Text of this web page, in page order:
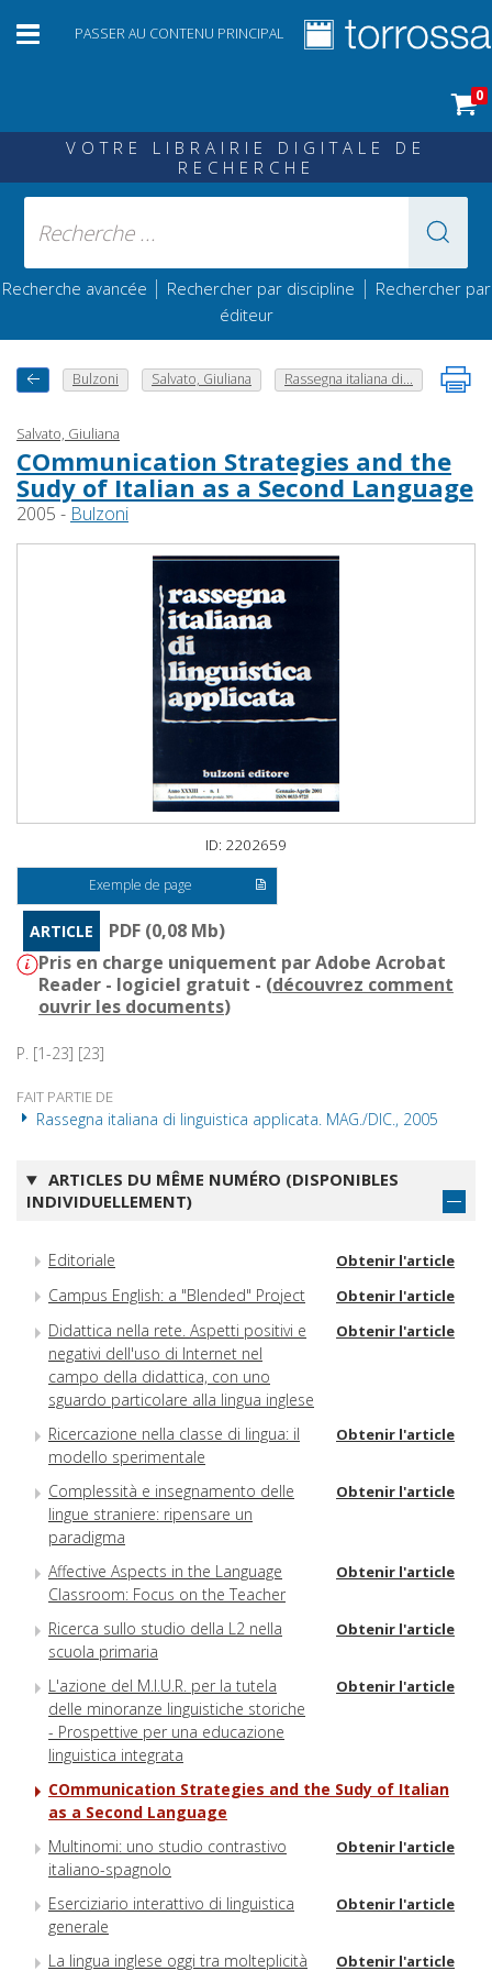
PASSER AU CONTENU PRINCIPAL
0
VOTRE LIBRAIRIE DIGITALE DE
RECHERCHE
Recherche avancée | Rechercher par discipline | Rechercher par
éditeur
Bulzoni Salvato, Giuliana Rassegna italiana di...
Salvato, Giuliana
COmmunication Strategies and the
Sudy of Italian as a Second Language
2005 - Bulzoni
ID: 2202659
Exemple de page
ARTICLE
PDF (0,08 Mb)
Pris en charge uniquement par Adobe Acrobat
Reader - logiciel gratuit - (découvrez comment
ouvrir les documents)
P. [1-23] [23]
FAIT PARTIE DE
Rassegna italiana di linguistica applicata. MAG./DIC., 2005
ARTICLES DU MÊME NUMÉRO (DISPONIBLES
INDIVIDUELLEMENT)
Editoriale Obtenir l'article
Campus English: a "Blended" Project Obtenir l'article
Didattica nella rete. Aspetti positivi e
negativi dell'uso di Internet nel
campo della didattica, con uno
sguardo particolare alla lingua inglese
Obtenir l'article
Ricercazione nella classe di lingua: il
modello sperimentale
Obtenir l'article
Complessità e insegnamento delle
lingue straniere: ripensare un
paradigma
Obtenir l'article
Affective Aspects in the Language
Classroom: Focus on the Teacher
Obtenir l'article
Ricerca sullo studio della L2 nella
scuola primaria
Obtenir l'article
L'azione del M.I.U.R. per la tutela
delle minoranze linguistiche storiche
- Prospettive per una educazione
linguistica integrata
Obtenir l'article
COmmunication Strategies and the Sudy of Italian
as a Second Language
Multinomi: uno studio contrastivo
italiano-spagnolo
Obtenir l'article
Eserciziario interattivo di linguistica
generale
Obtenir l'article
La lingua inglese oggi tra molteplicità
Obtenir l'article